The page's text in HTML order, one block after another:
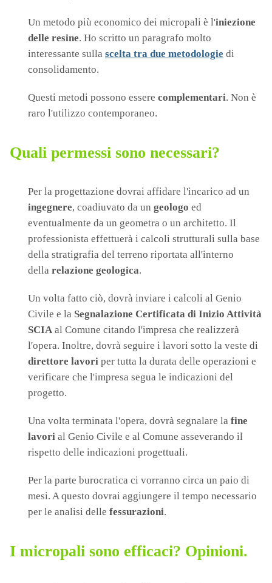
Un metodo più economico dei micropali è l'iniezione
delle resine. Ho scritto un paragrafo molto
interessante sulla scelta tra due metodologie di
consolidamento.
Questi metodi possono essere complementari. Non è
raro l'utilizzo contemporaneo.
Quali permessi sono necessari?
Per la progettazione dovrai affidare l'incarico ad un
ingegnere, coadiuvato da un geologo ed
eventualmente da un geometra o un architetto. Il
professionista effettuerà i calcoli strutturali sulla base
della stratigrafia del terreno riportata all'interno
della relazione geologica.
Un volta fatto ciò, dovrà inviare i calcoli al Genio
Civile e la Segnalazione Certificata di Inizio Attività
SCIA al Comune citando l'impresa che realizzerà
l'opera. Inoltre, dovrà seguire i lavori sotto la veste di
direttore lavori per tutta la durata delle operazioni e
verificare che l'impresa segua le indicazioni del
progetto.
Una volta terminata l'opera, dovrà segnalare la fine
lavori al Genio Civile e al Comune asseverando il
rispetto delle indicazioni progettuali.
Per la parte burocratica ci vorranno circa un paio di
mesi. A questo dovrai aggiungere il tempo necessario
per le analisi delle fessurazioni.
I micropali sono efficaci? Opinioni.